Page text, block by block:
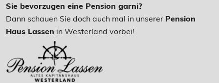
Sie bevorzugen eine Pension garni?
Dann schauen Sie doch auch mal in unserer Pension
Haus Lassen in Westerland vorbei!